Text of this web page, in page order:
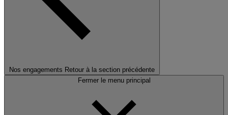
Nos engagements Retour à la section précédente
Fermer le menu principal